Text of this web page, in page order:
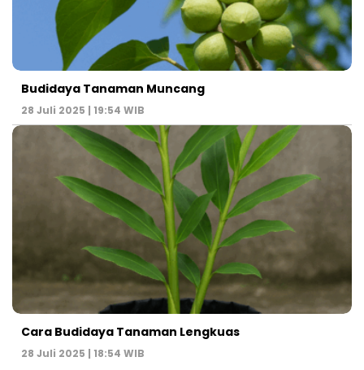
Budidaya Tanaman Muncang
28 Juli 2025 | 19:54 WIB
Cara Budidaya Tanaman Lengkuas
28 Juli 2025 | 18:54 WIB